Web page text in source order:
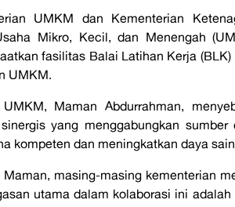
UMKM dan Kementerian
Mikro, Kecil, dan Menengah
fasilitas Balai Latihan Kerja
UMKM.
UMKM, Maman Abdurrahman,
yang menggabungkan
kompeten dan meningkatkan daya
Maman, masing-masing kementerian
utama dalam kolaborasi ini